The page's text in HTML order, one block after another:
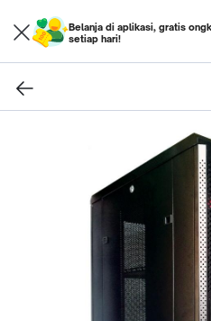
Belanja di aplikasi, gratis
setiap hari!